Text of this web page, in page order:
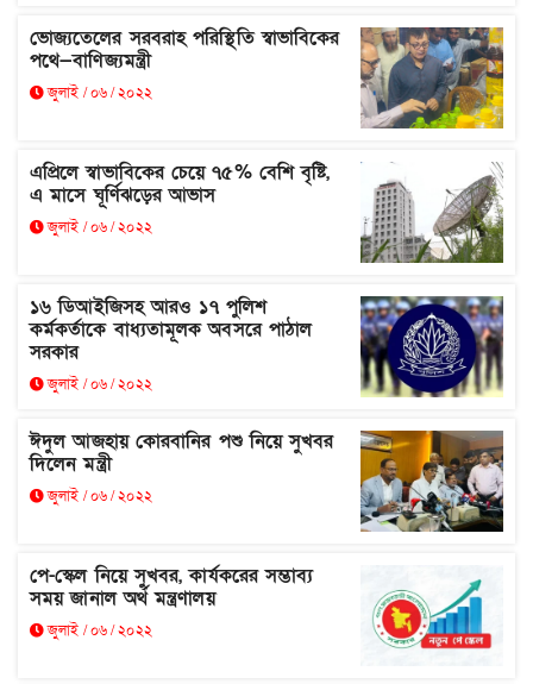
ভোজ্যতেলের সরবরাহ পরিস্থিতি স্বাভাবিকের
পথে—বাণিজ্যমন্ত্রী
জুলাই / ০৬ / ২০২২
এপ্রিলে স্বাভাবিকের চেয়ে ৭৫% বেশি বৃষ্টি,
এ মাসে ঘূর্ণিঝড়ের আভাস
জুলাই / ০৬ / ২০২২
১৬ ডিআইজিসহ আরও ১৭ পুলিশ
কর্মকর্তাকে বাধ্যতামূলক অবসরে পাঠাল
সরকার
জুলাই / ০৬ / ২০২২
ঈদুল আজহায় কোরবানির পশু নিয়ে সুখবর
দিলেন মন্ত্রী
জুলাই / ০৬ / ২০২২
পে-স্কেল নিয়ে সুখবর, কার্যকরের সম্ভাব্য
সময় জানাল অর্থ মন্ত্রণালয়
জুলাই / ০৬ / ২০২২